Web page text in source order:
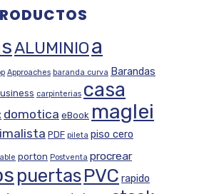
ALUMINIOa
Approaches baranda curva Barandas
carpinterias casa
domotica eBook maglei
PDF pileta piso cero
porton Postventa procrear
puertasPVC rapido